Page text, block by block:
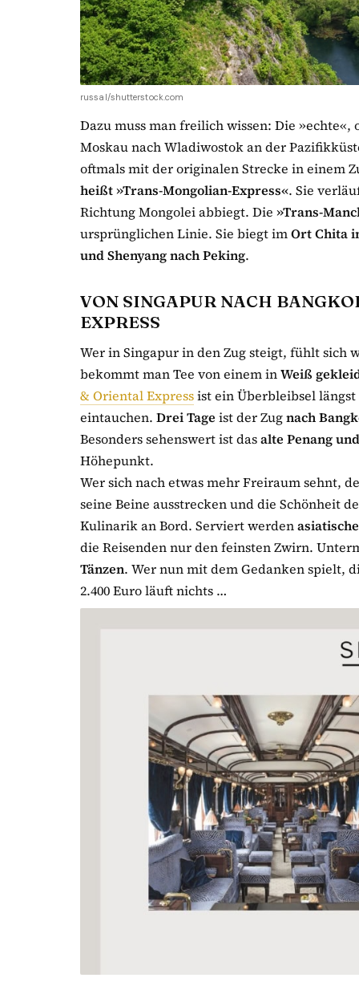
russal/shutterstock.com
Dazu muss man freilich wissen: Die
Moskau nach Wladiwostok an der
oftmals mit der originalen Strecke in einem
heißt »Trans-Mongolian-Express«. Sie
Richtung Mongolei abbiegt. Die »Trans-
ursprünglichen Linie. Sie biegt imOrt Chita
und Shenyang nach Peking.
VON SINGAPUR NACH
EXPRESS
Wer in Singapur in den Zug steigt, fühlt sich
bekommt man Tee von einem inWeiß
& Oriental Expressist ein Überbleibsel
eintauchen. Drei Tage ist der Zugnach
Besonders sehenswert ist dasalte Penang
Höhepunkt.
Wer sich nach etwas mehr Freiraum sehnt,
seine Beine ausstrecken und die Schönheit
Kulinarik an Bord. Serviert werden
die Reisenden nur den feinsten Zwirn.
Tänzen. Wer nun mit dem Gedanken spielt,
2.400 Euro läuft nichts …